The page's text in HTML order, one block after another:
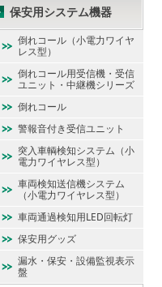
保安用システム機器
倒れコール（小電力ワイヤ
レス型）
倒れコール用受信機・受信
ユニット・中継機シリーズ
倒れコール
警報音付き受信ユニット
突入車輌検知システム（小
電力ワイヤレス型）
車両検知送信機システム
（小電力ワイヤレス型）
車両通過検知用LED回転灯
保安用グッズ
漏水・保安・設備監視表示
盤